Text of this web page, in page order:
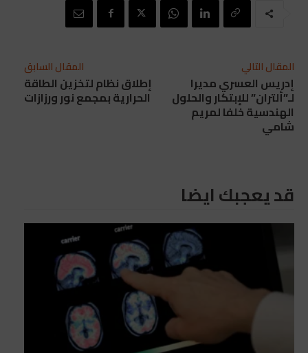
المقال السابق
إطلاق نظام لتخزين الطاقة
الحرارية بمجمع نور ورزازات
المقال التالي
إدريس العسري مديرا
لـ”ألتران” للإبتكار والحلول
الهندسية خلفا لمريم
شامي
قد يعجبك ايضا